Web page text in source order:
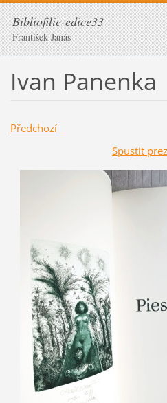
Bibliofilie-edice33
František Janás
Ivan Panenka
Předchozí
Spustit